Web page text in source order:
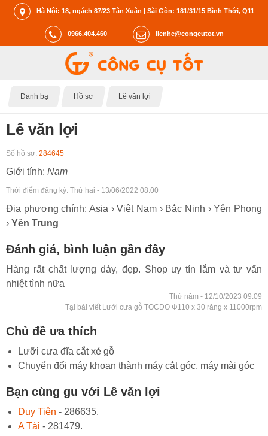
Hà Nội: 18, ngách 87/23 Tân Xuân | Sài Gòn: 181/31/15 Bình Thới, Q11
0966.404.460 lienhe@congcutot.vn
Danh bạ Hồ sơ Lê văn lợi
Lê văn lợi
Số hồ sơ: 284645
Giới tính: Nam
Thời điểm đăng ký: Thứ hai - 13/06/2022 08:00
Địa phương chính: Asia › Việt Nam › Bắc Ninh › Yên Phong
› Yên Trung
Đánh giá, bình luận gần đây
Hàng rất chất lượng dày, đẹp. Shop uy tín lắm và tư vấn
nhiệt tình nữa
Thứ năm - 12/10/2023 09:09
Tại bài viết Lưỡi cưa gỗ TOCDO Φ110 x 30 răng x 11000rpm
Chủ đề ưa thích
Lưỡi cưa đĩa cắt xẻ gỗ
Chuyển đổi máy khoan thành máy cắt góc, máy mài góc
Bạn cùng gu với Lê văn lợi
Duy Tiên - 286635.
A Tài - 281479.